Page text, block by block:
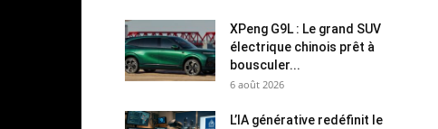
XPeng G9L : Le grand SUV
électrique chinois prêt à
bousculer...
6 août 2026
L’IA générative redéfinit le